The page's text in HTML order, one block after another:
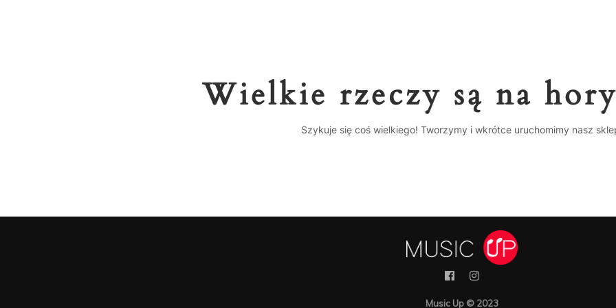
Wielkie rzeczy są na
Szykuje się coś wielkiego! Tworzymy i wkrótce uruchomimy nasz
Music Up © 2023